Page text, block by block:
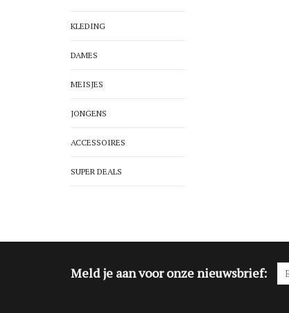
KLEDING
DAMES
MEISJES
JONGENS
ACCESSOIRES
SUPER DEALS
Meld je aan voor onze nieuwsbrief: